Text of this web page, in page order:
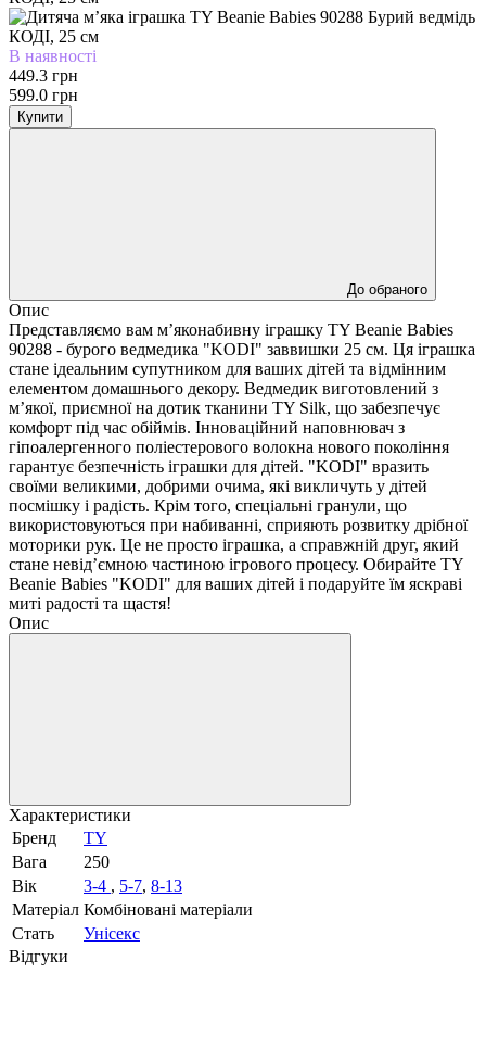
В наявності
449.3 грн
599.0 грн
Купити
До обраного
Опис
Представляємо вам м’яконабивну іграшку TY Beanie Babies
90288 - бурого ведмедика "KODI" заввишки 25 см. Ця іграшка
стане ідеальним супутником для ваших дітей та відмінним
елементом домашнього декору. Ведмедик виготовлений з
м’якої, приємної на дотик тканини TY Silk, що забезпечує
комфорт під час обіймів. Інноваційний наповнювач з
гіпоалергенного поліестерового волокна нового покоління
гарантує безпечність іграшки для дітей. "KODI" вразить
своїми великими, добрими очима, які викличуть у дітей
посмішку і радість. Крім того, спеціальні гранули, що
використовуються при набиванні, сприяють розвитку дрібної
моторики рук. Це не просто іграшка, а справжній друг, який
стане невід’ємною частиною ігрового процесу. Обирайте TY
Beanie Babies "KODI" для ваших дітей і подаруйте їм яскраві
миті радості та щастя!
Опис
Характеристики
Бренд
TY
Вага
250
Вік
3-4 , 5-7, 8-13
Матеріал Комбіновані матеріали
Стать
Унісекс
Відгуки